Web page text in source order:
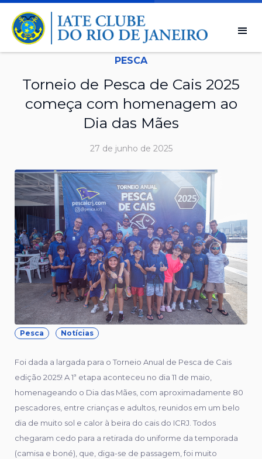
PESCA
Torneio de Pesca de Cais 2025
começa com homenagem ao
Dia das Mães
27 de junho de 2025
Pesca Notícias
Foi dada a largada para o Torneio Anual de Pesca de Cais
edição 2025! A 1ª etapa aconteceu no dia 11 de maio,
homenageando o Dia das Mães, com aproximadamente 80
pescadores, entre crianças e adultos, reunidos em um belo
dia de muito sol e calor à beira do cais do ICRJ. Todos
chegaram cedo para a retirada do uniforme da temporada
(camisa e boné), que, diga-se de passagem, foi muito